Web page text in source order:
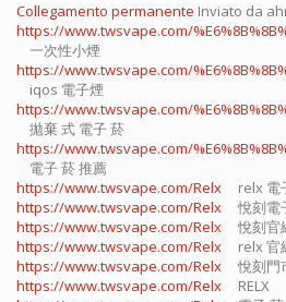
Collegamento permanente Inviato da
https://www.twsvape.com/
一次性小煙
https://www.twsvape.com/
iqos 電子煙​
https://www.twsvape.com/
拋棄 式 電子 菸​
https://www.twsvape.com/
電子 菸 推薦
https://www.twsvape.com/Relx relx 電
https://www.twsvape.com/Relx 悅刻電
https://www.twsvape.com/Relx 悅刻官
https://www.twsvape.com/Relx relx 官
https://www.twsvape.com/Relx 悅刻門
https://www.twsvape.com/Relx RELX